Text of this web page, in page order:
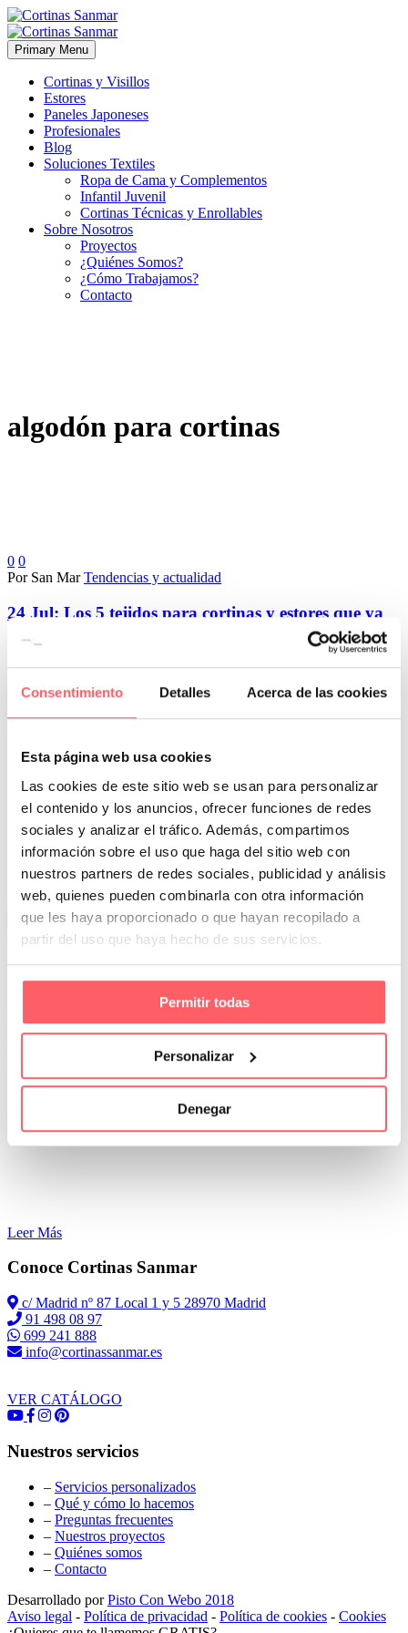
Consentimiento Detalles Acerca de las cookies
Esta página web usa cookies
Las cookies de este sitio web se usan para personalizar
el contenido y los anuncios, ofrecer funciones de redes
sociales y analizar el tráfico. Además, compartimos
información sobre el uso que haga del sitio web con
nuestros partners de redes sociales, publicidad y análisis
web, quienes pueden combinarla con otra información
que les haya proporcionado o que hayan recopilado a
partir del uso que haya hecho de sus servicios.
Permitir todas
Personalizar
Denegar
Primary Menu
Cortinas y Visillos
Estores
Paneles Japoneses
Profesionales
Blog
Soluciones Textiles
Ropa de Cama y Complementos
Infantil Juvenil
Cortinas Técnicas y Enrollables
Sobre Nosotros
Proyectos
¿Quiénes Somos?
¿Cómo Trabajamos?
Contacto
algodón para cortinas
0 0
Por San Mar Tendencias y actualidad
24 Jul: Los 5 tejidos para cortinas y estores que ya
Muchas veces el cliente llega con una idea clara de lo que quiere
ver, una cortina ligera, un estor limpio, una doble capa o un acabado
más cálido. Sin embargo, la pregunta importante no es solo qué
queda bonito, sino qué tejido va a funcionar mejor en ese espacio
Leer Más
0
medida y cómo elegir el adecuado para tu espacio
primero que nos viene a la cabeza es el…
Leer Más
Conoce Cortinas Sanmar
c/ Madrid nº 87 Local 1 y 5 28970 Madrid
91 498 08 97
699 241 888
info@cortinassanmar.es
VER CATÁLOGO
Nuestros servicios
– Servicios personalizados
– Qué y cómo lo hacemos
– Preguntas frecuentes
– Nuestros proyectos
– Quiénes somos
– Contacto
Desarrollado porPisto Con Webo 2018
Aviso legal - Política de privacidad - Política de cookies - Cookies